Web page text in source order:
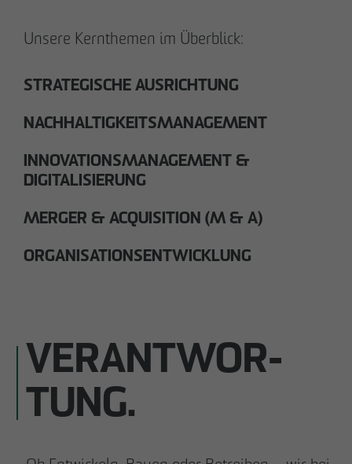
Unsere Kernthemen im Überblick:
STRATEGISCHE AUSRICHTUNG
NACHHALTIGKEITSMANAGEMENT
INNOVATIONSMANAGEMENT &
DIGITALISIERUNG
MERGER & ACQUISITION (M & A)
ORGANISATIONSENTWICKLUNG
VERANTWOR­
TUNG.